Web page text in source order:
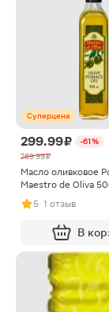
Суперцена
299.99 ₽
-61%
769.99 ₽
Масло оливковое
Maestro de Oliva
5· 1 отзыв
В